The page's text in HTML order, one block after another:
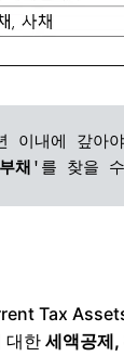
이내에 갚아
채 '를 찾을
Tax
대한세액공제,